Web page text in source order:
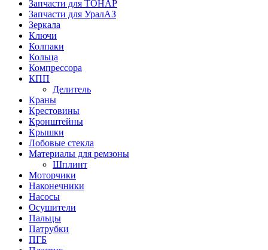
Запчасти для ТОНАР
Запчасти для УралАЗ
Зеркала
Ключи
Колпаки
Кольца
Компрессора
КПП
Делитель
Краны
Крестовины
Кронштейны
Крышки
Лобовые стекла
Материалы для ремзоны
Шплинт
Моторчики
Наконечники
Насосы
Осушители
Пальцы
Патрубки
ПГБ